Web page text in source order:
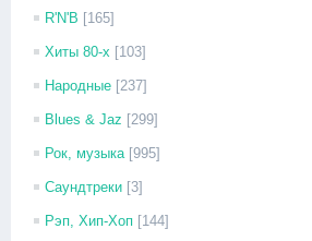
R'N'B [165]
Хиты 80-х [103]
Народные [237]
Blues & Jaz [299]
Рок, музыка [995]
Саундтреки [3]
Рэп, Хип-Хоп [144]